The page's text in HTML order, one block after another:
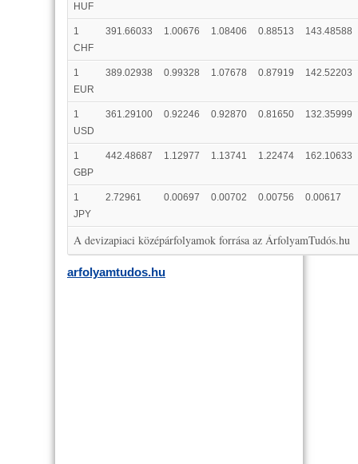
HUF
1
CHF
391.66033 1.00676 1.08406 0.88513 143.48588
1
EUR
389.02938 0.99328 1.07678 0.87919 142.52203
1
USD
361.29100 0.92246 0.92870 0.81650 132.35999
1
GBP
442.48687 1.12977 1.13741 1.22474 162.10633
1
JPY
2.72961 0.00697 0.00702 0.00756 0.00617
A devizapiaci középárfolyamok forrása az ÁrfolyamTudós.hu
arfolyamtudos.hu